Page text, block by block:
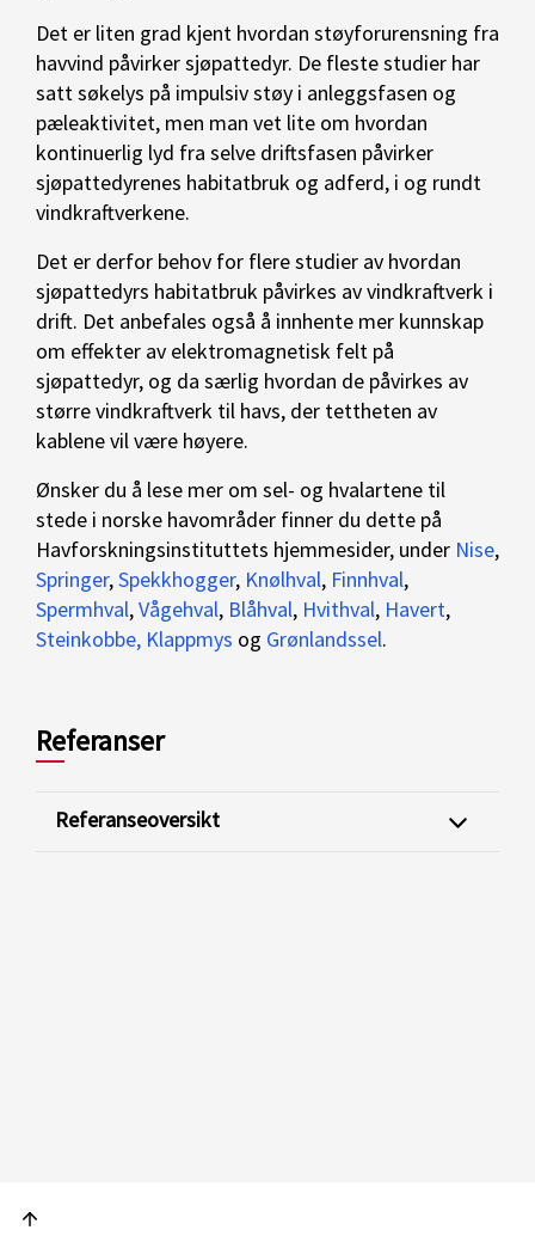
Det er liten grad kjent hvordan støyforurensning fra
havvind påvirker sjøpattedyr. De fleste studier har
satt søkelys på impulsiv støy i anleggsfasen og
pæleaktivitet, men man vet lite om hvordan
kontinuerlig lyd fra selve driftsfasen påvirker
sjøpattedyrenes habitatbruk og adferd, i og rundt
vindkraftverkene.
Det er derfor behov for flere studier av hvordan
sjøpattedyrs habitatbruk påvirkes av vindkraftverk i
drift. Det anbefales også å innhente mer kunnskap
om effekter av elektromagnetisk felt på
sjøpattedyr, og da særlig hvordan de påvirkes av
større vindkraftverk til havs, der tettheten av
kablene vil være høyere.
Ønsker du å lese mer om sel- og hvalartene til
stede i norske havområder finner du dette på
Havforskningsinstituttets hjemmesider, under Nise,
Springer,Spekkhogger, Knølhval, Finnhval,
Spermhval,Vågehval, Blåhval, Hvithval, Havert,
Steinkobbe, Klappmys og Grønlandssel.
Referanser
Referanseoversikt